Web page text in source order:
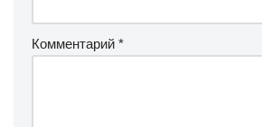
Комментарий *